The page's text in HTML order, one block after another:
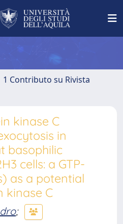
1 Contributo su Rivista
kinase C
in
basophilic
cells: a GTP-
as a potential
kinase C
;